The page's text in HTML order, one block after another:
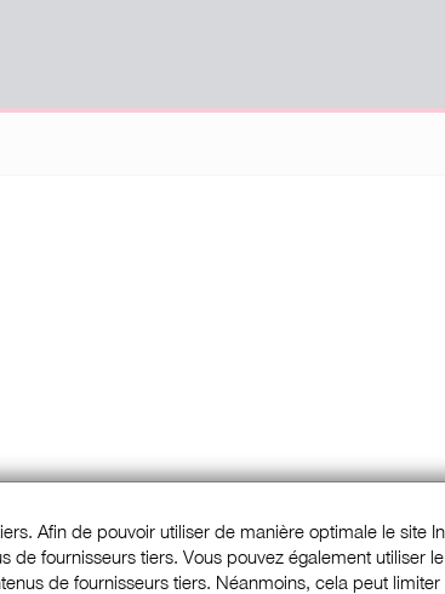
Afin de pouvoir utiliser de manière optimale le site
fournisseurs tiers. Vous pouvez également utiliser
de fournisseurs tiers. Néanmoins, cela peut